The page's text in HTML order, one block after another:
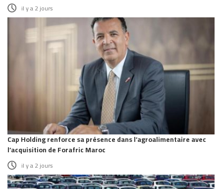
il y a 2 jours
Cap Holding renforce sa présence dans l’agroalimentaire avec
l’acquisition de Forafric Maroc
il y a 2 jours